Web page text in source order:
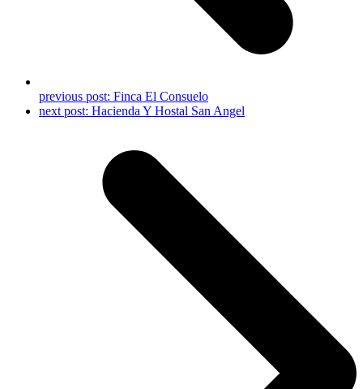
previous post: Finca El Consuelo
next post: Hacienda Y Hostal San Angel